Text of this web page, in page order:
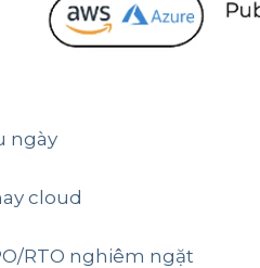
ngày
cloud
RTO nghiêm ngặt